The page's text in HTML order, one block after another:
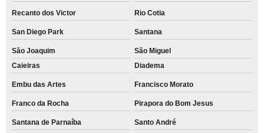
Recanto dos Victor Rio Cotia
San Diego Park Santana
São Joaquim
São Miguel
Caieiras
Diadema
Embu das Artes Francisco Morato
Franco da Rocha Pirapora do Bom Jesus
Santana de Parnaíba Santo André